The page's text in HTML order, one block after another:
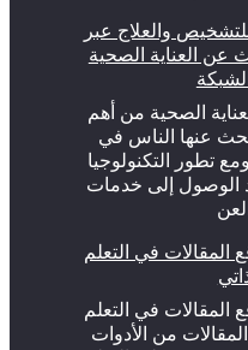
والعلاج عبر
عن العناية الصحية
الصحية من أهم
عنها الناس في
تطور التكنولوجيا
الوصول إلى خدمات
المقالات في التعلم
المقالات في التعلم
من الأدوات